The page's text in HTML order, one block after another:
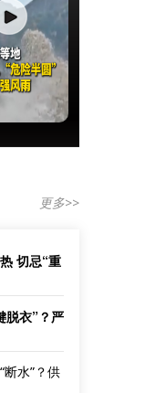
更多>>
切忌“重
脱衣”？严
断水”？供